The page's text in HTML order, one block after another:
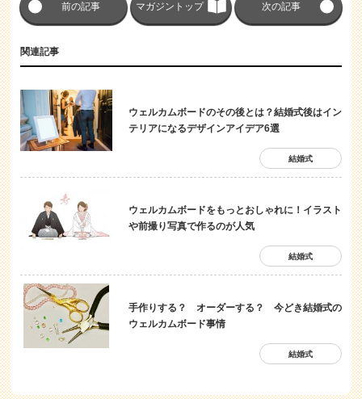
前の記事 マガジントップ 次の記事
関連記事
ウェルカムボードのその後とは？結婚式後はイン
テリアになるデザインアイデア6選
結婚式
ウェルカムボードをもっとおしゃれに！イラスト
や前撮り写真で作るのが人気
結婚式
手作りする？ オーダーする？ 今どき結婚式の
ウェルカムボード事情
結婚式